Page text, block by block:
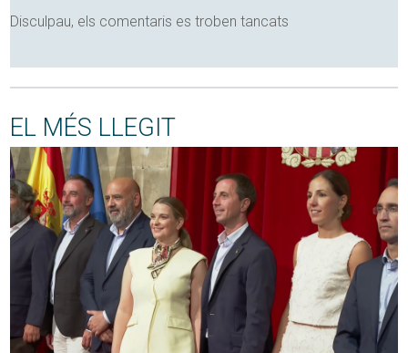
Disculpau, els comentaris es troben tancats
EL MÉS LLEGIT